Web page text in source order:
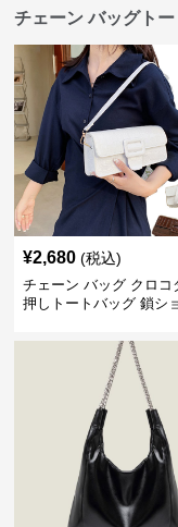
チェーン バッグト
¥2,680 (税込)
チェーン バッグ クロコ
押しトートバッグ 鎖シ